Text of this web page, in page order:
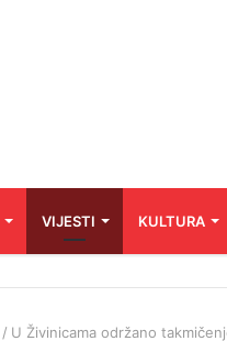
VIJESTI KULTURA
/ U Živinicama održano